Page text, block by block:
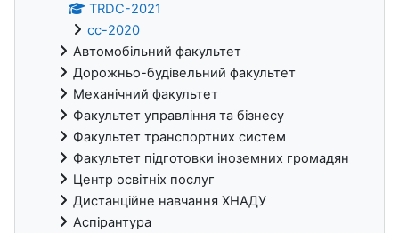
TRDC-2021
cc-2020
Автомобільний факультет
Дорожньо-будівельний факультет
Механічний факультет
Факультет управління та бізнесу
Факультет транспортних систем
Факультет підготовки іноземних громадян
Центр освітніх послуг
Дистанційне навчання ХНАДУ
Аспірантура